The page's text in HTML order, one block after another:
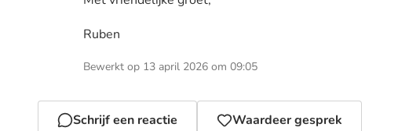
Ruben
Bewerkt op 13 april 2026 om 09:05
Schrijf een reactie Waardeer gesprek